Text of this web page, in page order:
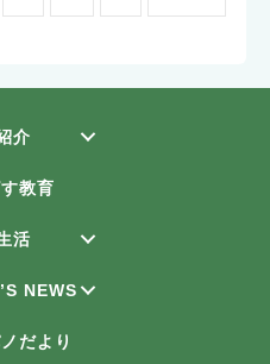
介
教育
活
NEWS
だより